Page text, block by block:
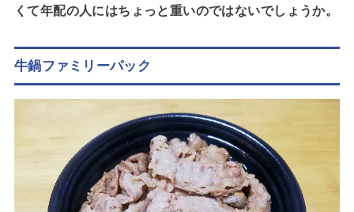
くて年配の人にはちょっと重いのではないでしょうか。
牛鍋ファミリーパック